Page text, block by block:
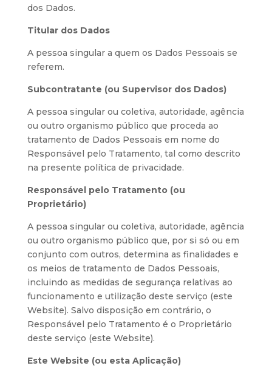
dos Dados.
Titular dos Dados
A pessoa singular a quem os Dados Pessoais se
referem.
Subcontratante (ou Supervisor dos Dados)
A pessoa singular ou coletiva, autoridade, agência
ou outro organismo público que proceda ao
tratamento de Dados Pessoais em nome do
Responsável pelo Tratamento, tal como descrito
na presente política de privacidade.
Responsável pelo Tratamento (ou
Proprietário)
A pessoa singular ou coletiva, autoridade, agência
ou outro organismo público que, por si só ou em
conjunto com outros, determina as finalidades e
os meios de tratamento de Dados Pessoais,
incluindo as medidas de segurança relativas ao
funcionamento e utilização deste serviço (este
Website). Salvo disposição em contrário, o
Responsável pelo Tratamento é o Proprietário
deste serviço (este Website).
Este Website (ou esta Aplicação)